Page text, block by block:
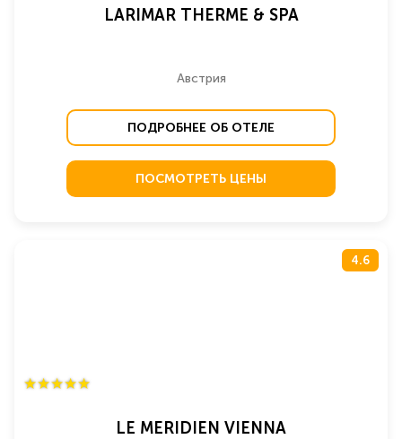
LARIMAR THERME & SPA
Австрия
ПОДРОБНЕЕ ОБ ОТЕЛЕ
ПОСМОТРЕТЬ ЦЕНЫ
4.6
★★★★★
LE MERIDIEN VIENNA